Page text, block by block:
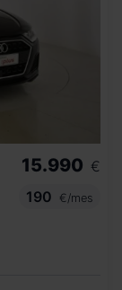
15.990 €
190
€/mes